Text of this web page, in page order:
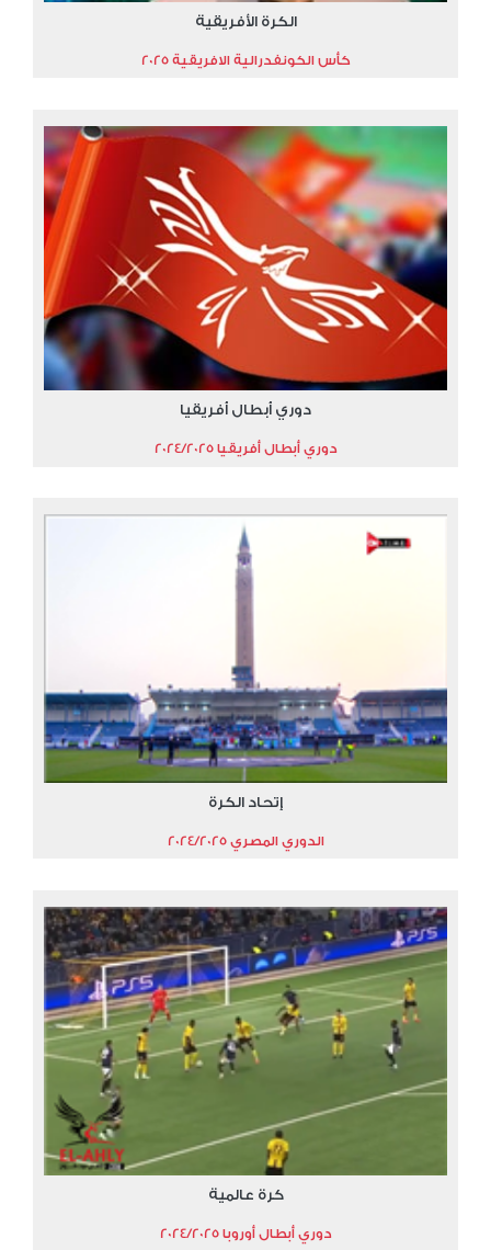
الكرة الأفريقية
كأس الكونفدرالية الافريقية 2025
دوري أبطال أفريقيا
دوري أبطال أفريقيا 2024/2025
إتحاد الكرة
الدوري المصري 2024/2025
كرة عالمية
دوري أبطال أوروبا 2024/2025